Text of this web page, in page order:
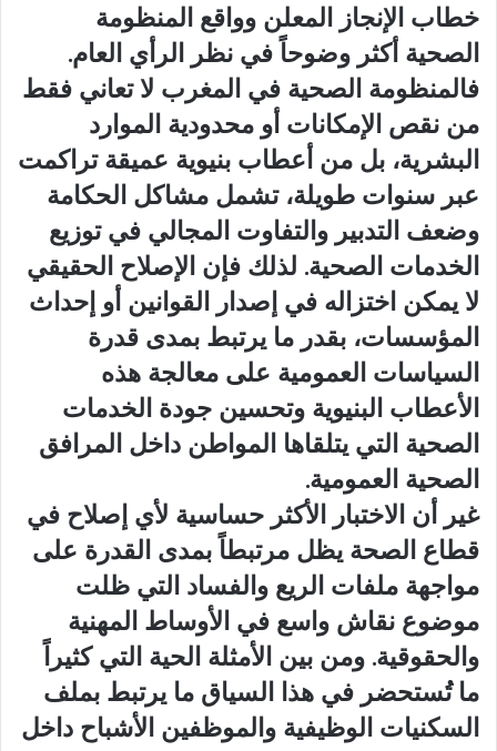
خطاب الإنجاز المعلن وواقع المنظومة
الصحية أكثر وضوحاً في نظر الرأي العام.
فالمنظومة الصحية في المغرب لا تعاني فقط
من نقص الإمكانات أو محدودية الموارد
البشرية، بل من أعطاب بنيوية عميقة تراكمت
عبر سنوات طويلة، تشمل مشاكل الحكامة
وضعف التدبير والتفاوت المجالي في توزيع
الخدمات الصحية. لذلك فإن الإصلاح الحقيقي
لا يمكن اختزاله في إصدار القوانين أو إحداث
المؤسسات، بقدر ما يرتبط بمدى قدرة
السياسات العمومية على معالجة هذه
الأعطاب البنيوية وتحسين جودة الخدمات
الصحية التي يتلقاها المواطن داخل المرافق
الصحية العمومية.
غير أن الاختبار الأكثر حساسية لأي إصلاح في
قطاع الصحة يظل مرتبطاً بمدى القدرة على
مواجهة ملفات الريع والفساد التي ظلت
موضوع نقاش واسع في الأوساط المهنية
والحقوقية. ومن بين الأمثلة الحية التي كثيراً
ما تُستحضر في هذا السياق ما يرتبط بملف
السكنيات الوظيفية والموظفين الأشباح داخل